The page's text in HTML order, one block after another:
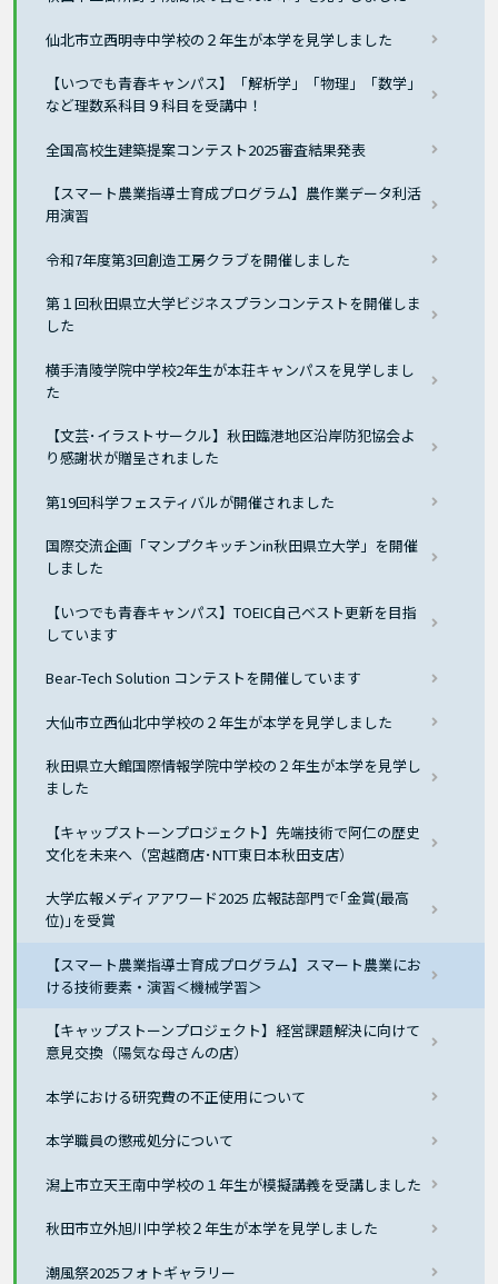
仙北市立西明寺中学校の２年生が本学を見学しました
【いつでも青春キャンパス】「解析学」「物理」「数学」
など理数系科目９科目を受講中！
全国高校生建築提案コンテスト2025審査結果発表
【スマート農業指導士育成プログラム】農作業データ利活
用演習
令和7年度第3回創造工房クラブを開催しました
第１回秋田県立大学ビジネスプランコンテストを開催しま
した
横手清陵学院中学校2年生が本荘キャンパスを見学しまし
た
【文芸･イラストサークル】秋田臨港地区沿岸防犯協会よ
り感謝状が贈呈されました
第19回科学フェスティバルが開催されました
国際交流企画「マンプクキッチンin秋田県立大学」を開催
しました
【いつでも青春キャンパス】TOEIC自己ベスト更新を目指
しています
Bear-Tech Solution コンテストを開催しています
大仙市立西仙北中学校の２年生が本学を見学しました
秋田県立大館国際情報学院中学校の２年生が本学を見学し
ました
【キャップストーンプロジェクト】先端技術で阿仁の歴史
文化を未来へ（宮越商店･NTT東日本秋田支店）
大学広報メディアアワード2025 広報誌部門で｢金賞(最高
位)｣を受賞
【スマート農業指導士育成プログラム】スマート農業にお
ける技術要素・演習＜機械学習＞
【キャップストーンプロジェクト】経営課題解決に向けて
意見交換（陽気な母さんの店）
本学における研究費の不正使用について
本学職員の懲戒処分について
潟上市立天王南中学校の１年生が模擬講義を受講しました
秋田市立外旭川中学校２年生が本学を見学しました
潮風祭2025フォトギャラリー